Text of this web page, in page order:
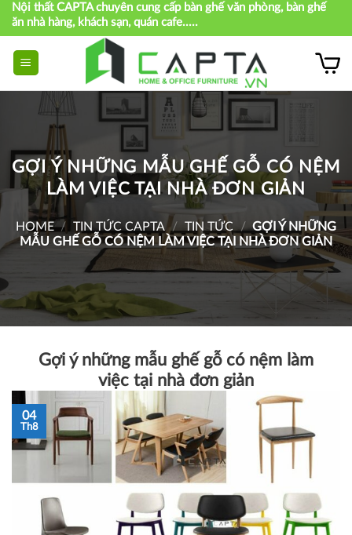
Skip
content
Nội thất CAPTA chuyên cung cấp bàn ghế văn phòng, bàn ghế
ăn nhà hàng, khách sạn, quán cafe.....
GỢI Ý NHỮNG MẪU GHẾ GỖ CÓ NỆM
LÀM VIỆC TẠI NHÀ ĐƠN GIẢN
HOME / TIN TỨC CAPTA / TIN TỨC / GỢI Ý NHỮNG
MẪU GHẾ GỖ CÓ NỆM LÀM VIỆC TẠI NHÀ ĐƠN GIẢN
Gợi ý những mẫu ghế gỗ có nệm làm
việc tại nhà đơn giản
04
Th8